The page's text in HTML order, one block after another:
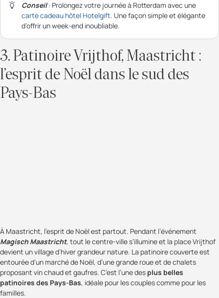
Conseil : Prolongez votre journée à Rotterdam avec une
carte cadeau hôtel Hotelgift. Une façon simple et élégante
d’offrir un week-end inoubliable.
3. Patinoire Vrijthof, Maastricht :
l’esprit de Noël dans le sud des
Pays-Bas
À Maastricht, l’esprit de Noël est partout. Pendant l’événement
Magisch Maastricht, tout le centre-ville s’illumine et la place Vrijthof
devient un village d’hiver grandeur nature. La patinoire couverte est
entourée d’un marché de Noël, d’une grande roue et de chalets
proposant vin chaud et gaufres. C’est l’une des plus belles
patinoires des Pays-Bas, idéale pour les couples comme pour les
familles.